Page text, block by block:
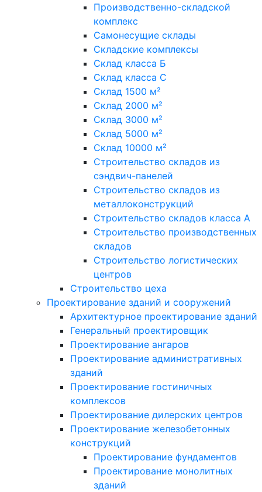
Производственно-складской
комплекс
Самонесущие склады
Складские комплексы
Склад класса Б
Склад класса С
Склад 1500 м²
Склад 2000 м²
Склад 3000 м²
Склад 5000 м²
Склад 10000 м²
Строительство складов из
сэндвич-панелей
Строительство складов из
металлоконструкций
Строительство складов класса А
Строительство производственных
складов
Строительство логистических
центров
Строительство цеха
Проектирование зданий и сооружений
Архитектурное проектирование зданий
Генеральный проектировщик
Проектирование ангаров
Проектирование административных
зданий
Проектирование гостиничных
комплексов
Проектирование дилерских центров
Проектирование железобетонных
конструкций
Проектирование фундаментов
Проектирование монолитных
зданий